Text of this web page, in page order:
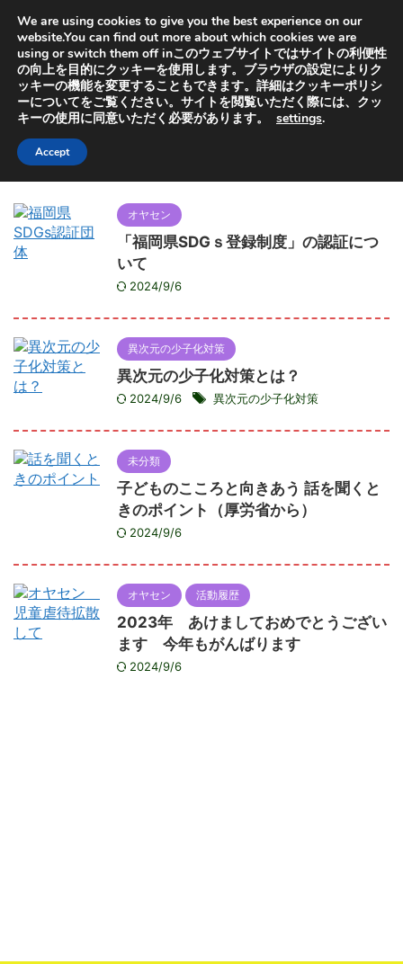
取っています。子供を救うためにも特許出願中の虐待検知
器普及にご協力ください
HOME> 2023年> 1月
月別アーカイブ：2023年01月
オヤセン
「福岡県SDGｓ登録制度」の認証につ
いて
2024/9/6
異次元の少子化対策
異次元の少子化対策とは？
2024/9/6 異次元の少子化対策
未分類
子どものこころと向きあう 話を聞くと
きのポイント（厚労省から）
2024/9/6
オヤセン 活動履歴
2023年 あけましておめでとうござい
ます 今年もがんばります
2024/9/6
We are using cookies to give you the best experience on our
website.You can find out more about which cookies we are
using or switch them off inこのウェブサイトではサイトの利便性
の向上を目的にクッキーを使用します。ブラウザの設定によりク
ッキーの機能を変更することもできます。詳細はクッキーポリシ
ーについてをご覧ください。サイトを閲覧いただく際には、クッ
キーの使用に同意いただく必要があります。 settings.
Accept